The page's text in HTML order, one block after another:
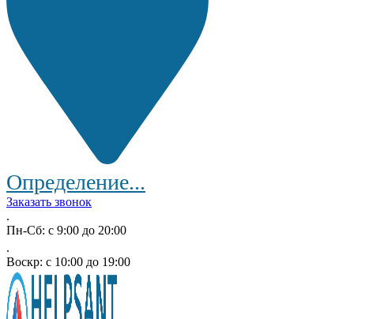
Определение...
Заказать звонок
.
Пн-Сб: с 9:00 до 20:00
.
Воскр: с 10:00 до 19:00